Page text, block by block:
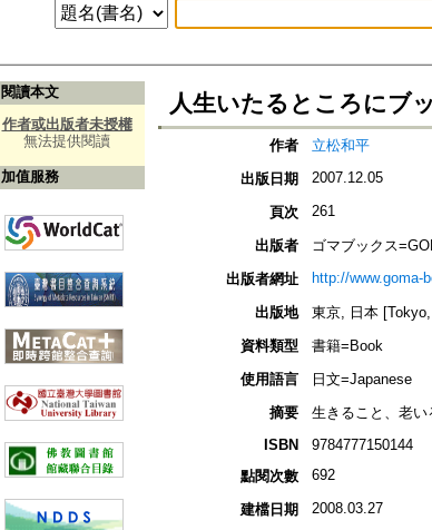
閱讀本文
作者或出版者未授權
無法提供閱讀
加值服務
人生いたるところにブ
作者
立松和平
出版日期
2007.12.05
頁次 261
出版者
ゴマブックス
出版者網址
http://www.goma-
出版地
東京, 日本
資料類型
書籍=Book
使用語言
日文=Japanese
摘要
生きること、老
ISBN
9784777150144
點閱次數
692
建檔日期 2008.03.27